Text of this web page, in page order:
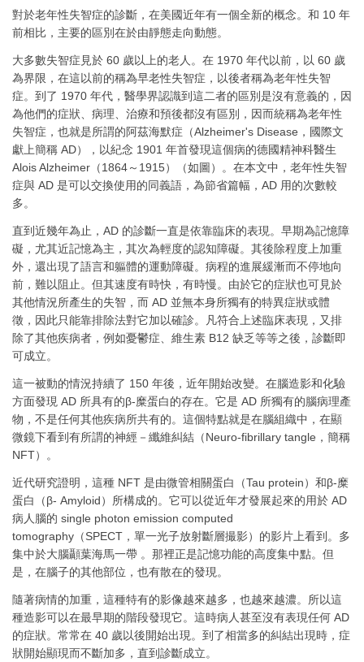
對於老年性失智症的診斷，在美國近年有一個全新的概念。和 10 年
前相比，主要的區別在於由靜態走向動態。
大多數失智症見於 60 歲以上的老人。在 1970 年代以前，以 60 歲
為界限，在這以前的稱為早老性失智症，以後者稱為老年性失智
症。到了 1970 年代，醫學界認識到這二者的區別是沒有意義的，因
為他們的症狀、病理、治療和預後都沒有區別，因而統稱為老年性
失智症，也就是所謂的阿茲海默症（Alzheimer's Disease，國際文
獻上簡稱 AD），以紀念 1901 年首發現這個病的德國精神科醫生
Alois Alzheimer（1864～1915）（如圖）。在本文中，老年性失智
症與 AD 是可以交換使用的同義語，為節省篇幅，AD 用的次數較
多。
直到近幾年為止，AD 的診斷一直是依靠臨床的表現。早期為記憶障
礙，尤其近記憶為主，其次為輕度的認知障礙。其後除程度上加重
外，還出現了語言和軀體的運動障礙。病程的進展緩漸而不停地向
前，難以阻止。但其速度有時快，有時慢。由於它的症狀也可見於
其他情況所產生的失智，而 AD 並無本身所獨有的特異症狀或體
徵，因此只能靠排除法對它加以確診。凡符合上述臨床表現，又排
除了其他疾病者，例如憂鬱症、維生素 B12 缺乏等等之後，診斷即
可成立。
這一被動的情況持續了 150 年後，近年開始改變。在腦造影和化驗
方面發現 AD 所具有的β-糜蛋白的存在。它是 AD 所獨有的腦病理產
物，不是任何其他疾病所共有的。這個特點就是在腦組織中，在顯
微鏡下看到有所謂的神經－纖維糾結（Neuro-fibrillary tangle，簡稱
NFT）。
近代研究證明，這種 NFT 是由微管相關蛋白（Tau protein）和β-糜
蛋白（β- Amyloid）所構成的。它可以從近年才發展起來的用於 AD
病人腦的 single photon emission computed
tomography（SPECT，單一光子放射斷層撮影）的影片上看到。多
集中於大腦顳葉海馬一帶 。那裡正是記憶功能的高度集中點。但
是，在腦子的其他部位，也有散在的發現。
隨著病情的加重，這種特有的影像越來越多，也越來越濃。所以這
種造影可以在最早期的階段發現它。這時病人甚至沒有表現任何 AD
的症狀。常常在 40 歲以後開始出現。到了相當多的糾結出現時，症
狀開始顯現而不斷加多，直到診斷成立。